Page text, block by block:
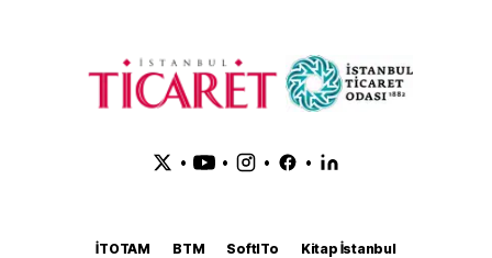
• • • •
İTOTAM BTM SoftITo
Kitap İstanbul